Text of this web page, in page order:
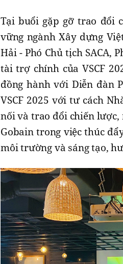
Tại buổi gặp gỡ trao đổi
vững ngành Xây dựng
Hải - Phó Chủ tịch SACA,
tài trợ chính của VSCF
đồng hành với Diễn đàn
VSCF 2025 với tư cách
nối và trao đổi chiến lược,
Gobain trong việc thúc
môi trường và sáng tạo,